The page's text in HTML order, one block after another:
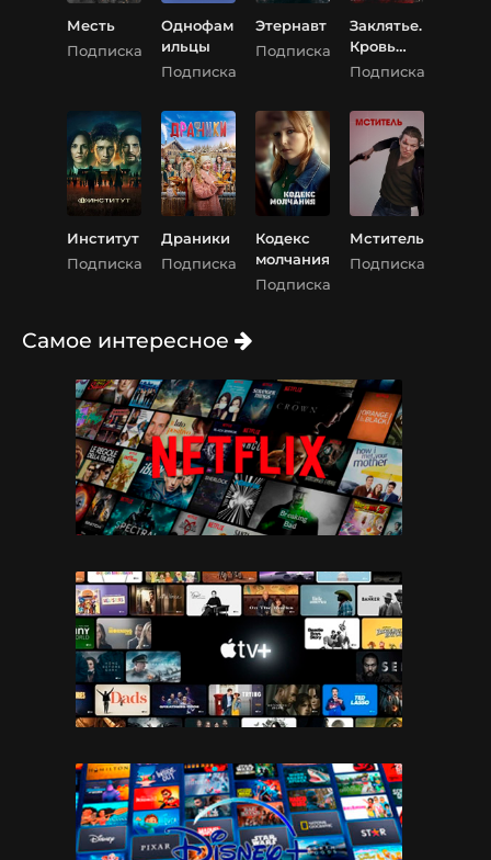
Месть
Подписка
Однофам
ильцы
Подписка
Этернавт
Подписка
Заклятье.
Кровь
экзорцис
Подписка
Институт
Подписка
Драники
Подписка
Кодекс
молчания
Подписка
Мститель
Подписка
Самое интересное